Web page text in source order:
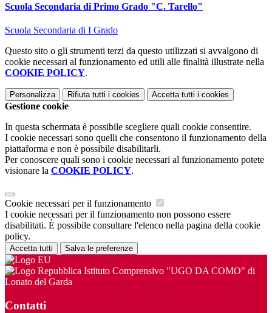
Scuola Secondaria di Primo Grado "C. Tarello"
Scuola Secondaria di I Grado
Questo sito o gli strumenti terzi da questo utilizzati si avvalgono di
cookie necessari al funzionamento ed utili alle finalità illustrate nella
COOKIE POLICY.
Personalizza Rifiuta tutti i cookies Accetta tutti i cookies
Gestione cookie
In questa schermata è possibile scegliere quali cookie consentire.
I cookie necessari sono quelli che consentono il funzionamento della
piattaforma e non è possibile disabilitarli.
Per conoscere quali sono i cookie necessari al funzionamento potete
visionare la COOKIE POLICY.
Cookie necessari per il funzionamento
I cookie necessari per il funzionamento non possono essere
disabilitati. È possibile consultare l'elenco nella pagina della cookie
policy.
Accetta tutti Salva le preferenze
Istituto Comprensivo "UGO DA COMO" di
Lonato del Garda
Contatti